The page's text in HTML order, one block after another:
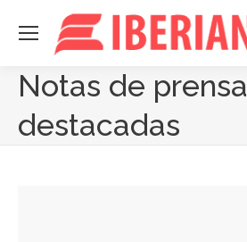
Notas de prensa
destacadas